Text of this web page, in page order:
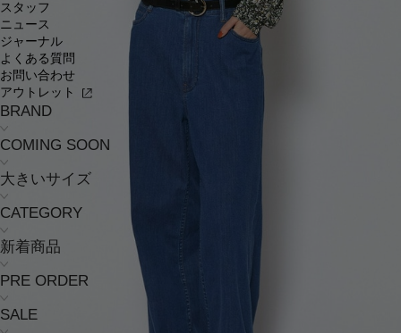
スタッフ
ニュース
ジャーナル
よくある質問
お問い合わせ
アウトレット
BRAND
COMING SOON
大きいサイズ
CATEGORY
新着商品
PRE ORDER
SALE